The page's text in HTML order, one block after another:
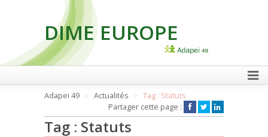
DIME EUROPE
FAIRE UN DON
Adapei 49 Actualités
Tag : Statuts
Partager cette page :
Tag : Statuts